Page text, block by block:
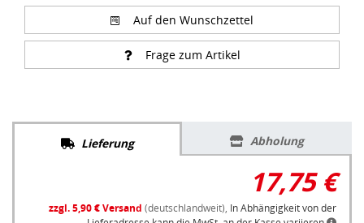
Auf den Wunschzettel
Frage zum Artikel
Lieferung Abholung
17,75 €
zzgl. 5,90 € Versand (deutschlandweit), In Abhängigkeit von der